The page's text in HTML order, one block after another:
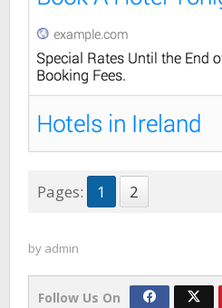
Pages: 1 2
by admin
Follow Us On